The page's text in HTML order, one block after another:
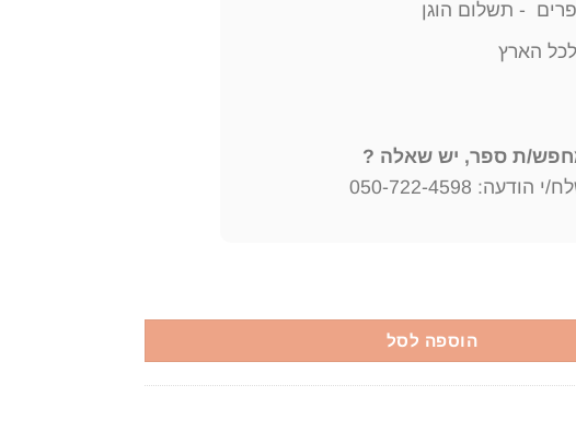
- תשלום הוגן
הארץ
ת ספר, יש שאלה ?
י הודעה: 050-722-4598
של התורה : העתקה מתוך נוסח המסורה תנ"ך. תורה. ברלין תרפ"ד יצא לאור
הוספה לסל